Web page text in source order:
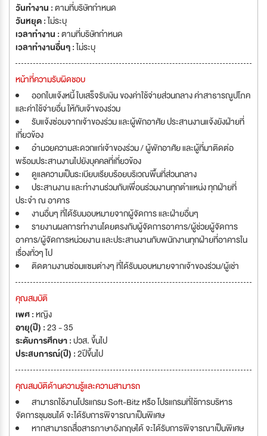
วันทำงาน :ตามที่บริษัทกำหนด
วันหยุด :ไม่ระบุ
เวลาทำงาน :ตามที่บริษัทกำหนด
เวลาทำงานอื่นๆ :ไม่ระบุ
หน้าที่ความรับผิดชอบ
ออกใบแจ้งหนี้ ใบเสร็จรับเงิน ของค่าใช้จ่ายส่วนกลาง ค่าสาธารณูปโภค
และค่าใช้จ่ายอื่น ให้กับเจ้าของร่วม
รับแจ้งซ่อมจากเจ้าของร่วม และผู้พักอาศัย ประสานงานแจ้งยังฝ่ายที่
เกี่ยวข้อง
อำนวยความสะดวกแก่เจ้าของร่วม / ผู้พักอาศัย และผู้ที่มาติดต่อ
พร้อมประสานงานไปยังบุคคลที่เกี่ยวข้อง
ดูแลความเป็นระเบียบเรียบร้อยบริเวณพื้นที่ส่วนกลาง
ประสานงาน และทำงานร่วมกับเพื่อนร่วมงานทุกตำแหน่ง ทุกฝ่ายที่
ประจำ ณ อาคาร
งานอื่นๆ ที่ได้รับมอบหมายจากผู้จัดการ และฝ่ายอื่นๆ
รายงานผลการทำงานโดยตรงกับผู้จัดการอาคาร/ผู้ช่วยผู้จัดการ
อาคาร/ผู้จัดการหน่วยงาน และประสานงานกับพนักงานทุกฝ่ายที่อาคารใน
เรื่องทั่วๆ ไป
ติดตามงานซ่อมแซมต่างๆ ที่ได้รับมอบหมายจากเจ้าของร่วม/ผู้เช่า
คุณสมบัติ
เพศ :หญิง
อายุ(ปี) :23 - 35
ระดับการศึกษา :ปวส. ขึ้นไป
ประสบการณ์(ปี) :2ปีขึ้นไป
คุณสมบัติด้านความรู้และความสามารถ
สามารถใช้งานโปรแกรม Soft-Bitz หรือ โปรแกรมที่ใช้การบริหาร
จัดการชุมชนได้ จะได้รับการพิจารณาเป็นพิเศษ
หากสามารถสื่อสารภาษาอังกฤษได้ จะได้รับการพิจารณาเป็นพิเศษ